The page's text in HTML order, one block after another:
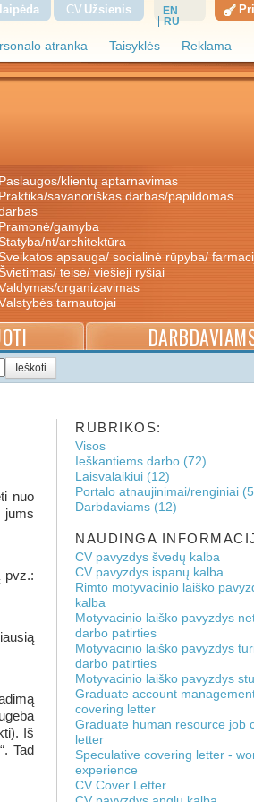
atranka Taisyklės Reklama
CV Užsienis
EN
RU
paslaugos/klientų aptarnavimas
praktika/savanoriškas darbas/papildomas
pramonė/gamyba
statyba/nt/architektūra
sveikatos apsauga/ socialinė rūpyba/
švietimas/ teisė/ viešieji ryšiai
valdymas/organizavimas
valstybės tarnautojai
nuo
jums
pvz.:
Iš
Tad
RUBRIKOS:
Visos
Ieškantiems darbo (72)
Laisvalaikiui (12)
Portalo atnaujinimai/renginiai
Darbdaviams (12)
NAUDINGA
CV pavyzdys švedų kalba
CV pavyzdys ispanų kalba
Rimto motyvacinio laiško
kalba
Motyvacinio laiško pavyzdys
darbo patirties
Motyvacinio laiško pavyzdys
darbo patirties
Motyvacinio laiško pavyzdys
Graduate account
covering letter
Graduate human resource job
letter
Speculative covering letter -
experience
CV Cover Letter